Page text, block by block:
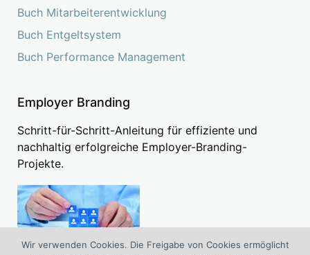
Buch Mitarbeiterentwicklung
Buch Entgeltsystem
Buch Performance Management
Employer Branding
Schritt-für-Schritt-Anleitung für effiziente und
nachhaltig erfolgreiche Employer-Branding-
Projekte.
Wir verwenden Cookies. Die Freigabe von Cookies ermöglicht